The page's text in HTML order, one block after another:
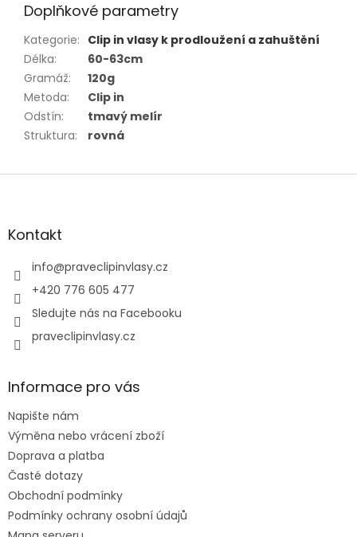
Doplňkové parametry
Kategorie: Clip in vlasy k prodloužení a zahuštění
Délka:
60-63cm
Gramáž:
120g
Metoda:
Clip in
Odstín:
tmavý melír
Struktura: rovná
Z
aKontakt
info@praveclipinvlasy.cz
+420 776 605 477
Sledujte nás na Facebooku
praveclipinvlasy.cz
Informace pro vás
Napište nám
Výměna nebo vrácení zboží
Doprava a platba
Časté dotazy
Obchodní podmínky
Podmínky ochrany osobní údajů